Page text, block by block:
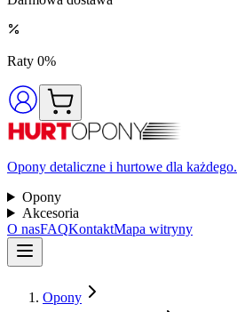
Raty 0%
Opony detaliczne i hurtowe dla każdego.
Opony
Akcesoria
O nasFAQKontaktMapa witryny
Opony